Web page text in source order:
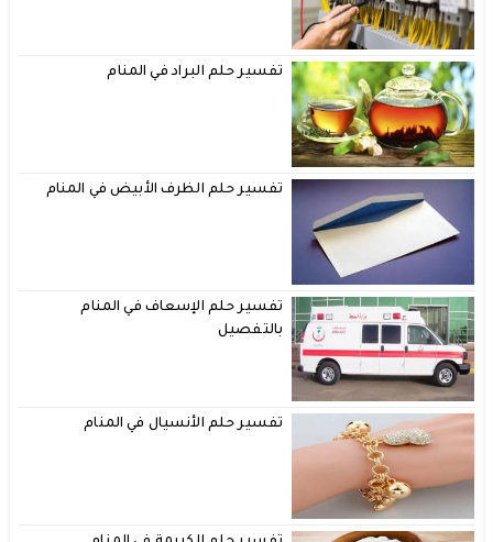
تفسير حلم البراد في المنام
تفسير حلم الظرف الأبيض في المنام
تفسير حلم الإسعاف في المنام
بالتفصيل
تفسير حلم الأنسيال في المنام